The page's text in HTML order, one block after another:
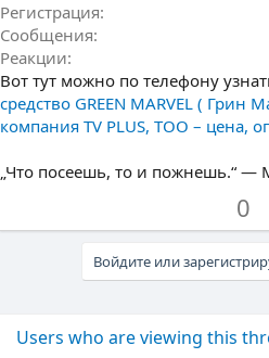
Регистрация
Сообщения
Реакции
Вот тут можно по телефону
средство GREEN MARVEL ( Грин
компания TV PLUS, ТОО – цена,
„Что посеешь, то и пожнешь.“ —
а
0
Войдите или
Users who are viewing this